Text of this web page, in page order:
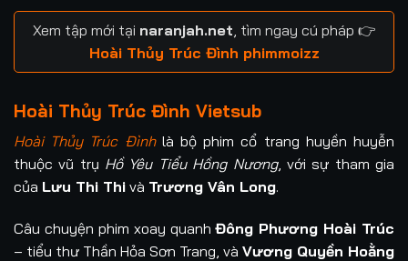
Tập 17 Tập 18 Tập 19 Tập 20
Tập 22 Tập 23
Tập 31 Tập 32
Tập 33 Tập 34 Tập 35 Tập 36
Xem tập mới tại naranjah.net , tìm ngay cú pháp 👉
Hoài Thủy Trúc Đình phimmoizz
Hoài Thủy Trúc Đình Vietsub
Hoài Thủy Trúc Đìnhlà bộ phim cổ trang huyền huyễn
thuộc vũ trụ Hồ Yêu Tiểu Hồng Nương, với sự tham gia
của Lưu Thi Thi và Trương Vân Long.
Câu chuyện phim xoay quanhĐông Phương Hoài Trúc
– tiểu thư Thần Hỏa Sơn Trang, và Vương Quyền Hoằng